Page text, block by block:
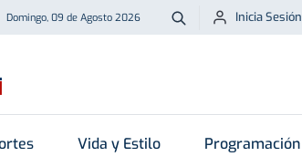
Domingo, 09 de Agosto 2026 Buscar
Inicia Sesión
Vida y Estilo Programación